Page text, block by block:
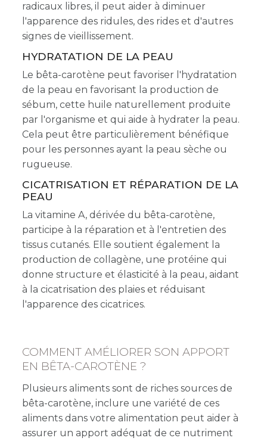
radicaux libres, il peut aider à diminuer
l'apparence des ridules, des rides et d'autres
signes de vieillissement.
HYDRATATION DE LA PEAU
Le bêta-carotène peut favoriser l'hydratation
de la peau en favorisant la production de
sébum, cette huile naturellement produite
par l'organisme et qui aide à hydrater la peau.
Cela peut être particulièrement bénéfique
pour les personnes ayant la peau sèche ou
rugueuse.
CICATRISATION ET RÉPARATION DE LA
PEAU
La vitamine A, dérivée du bêta-carotène,
participe à la réparation et à l'entretien des
tissus cutanés. Elle soutient également la
production de collagène, une protéine qui
donne structure et élasticité à la peau, aidant
à la cicatrisation des plaies et réduisant
l'apparence des cicatrices.
COMMENT AMÉLIORER SON APPORT
EN BÊTA-CAROTÈNE ?
Plusieurs aliments sont de riches sources de
bêta-carotène, inclure une variété de ces
aliments dans votre alimentation peut aider à
assurer un apport adéquat de ce nutriment